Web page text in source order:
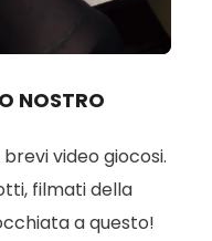
NOSTRO
video giocosi.
filmati della
a questo!